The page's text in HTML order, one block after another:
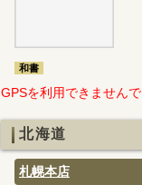
和書
GPSを利用できません
北海道
札幌本店